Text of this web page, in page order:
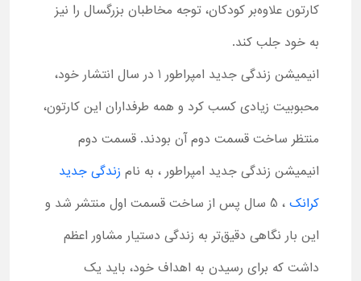
کارتون علاوه‌بر کودکان، توجه مخاطبان بزرگسال را نیز
به خود جلب کند.
انیمیشن زندگی جدید امپراطور 1 در سال انتشار خود،
محبوبیت زیادی کسب کرد و همه طرفداران این کارتون،
منتظر ساخت قسمت دوم آن بودند. قسمت دوم
انیمیشن زندگی جدید امپراطور ، به نام زندگی جدید
کرانک
، 5 سال پس از ساخت قسمت اول منتشر شد و
این بار نگاهی دقیق‌تر به زندگی دستیار مشاور اعظم
داشت که برای رسیدن به اهداف خود، باید یک